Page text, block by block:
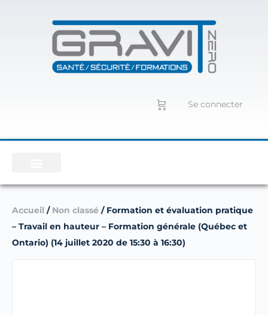
Se connecter
Accueil / Non classé / Formation et évaluation pratique
– Travail en hauteur – Formation générale (Québec et
Ontario) (14 juillet 2020 de 15:30 à 16:30)